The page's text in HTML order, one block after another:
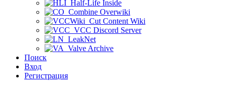
Half-Life Inside
Combine Overwiki
Cut Content Wiki
VCC Discord Server
LeakNet
Valve Archive
Поиск
Вход
Регистрация